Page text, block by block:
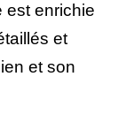
est enrichie
et
et son